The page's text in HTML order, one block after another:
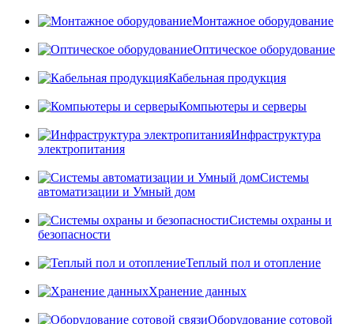
Монтажное оборудование
Оптическое оборудование
Кабельная продукция
Компьютеры и серверы
Инфраструктура
электропитания
Системы
автоматизации и Умный дом
Системы охраны и
безопасности
Теплый пол и отопление
Хранение данных
Оборудование сотовой